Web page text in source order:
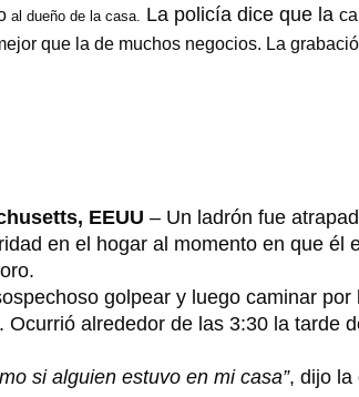
al dueño de la casa. La policía dice que la
que la de muchos negocios. La
EEUU – Un ladrón fue
en el hogar al momento en que él
golpear y luego caminar por
Ocurrió alrededor de las 3:30 la tarde
si alguien estuvo en mi casa”, dijo la